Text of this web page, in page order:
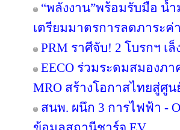
“พลังงาน”พร้อมรับมือ น้
เตรียมมาตรการลดภาระค่
PRM ราศีจับ! 2 โบรกฯ เ
EECO ร่วมระดมสมองภ
MRO สร้างโอกาสไทยสู่ศู
สนพ. ผนึก 3 การไฟฟ้า -